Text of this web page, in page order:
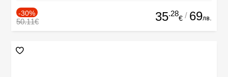
-30%
50.11€ 35.28
€ / 69лв.